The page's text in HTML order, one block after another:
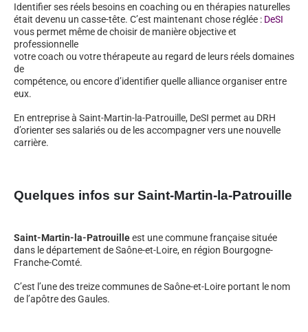
Identifier ses réels besoins en coaching ou en thérapies naturelles
était devenu un casse-tête. C’est maintenant chose réglée : DeSI
vous permet même de choisir de manière objective et
professionnelle
votre coach ou votre thérapeute au regard de leurs réels domaines
de
compétence, ou encore d’identifier quelle alliance organiser entre
eux.
En entreprise à Saint-Martin-la-Patrouille, DeSI permet au DRH
d’orienter ses salariés ou de les accompagner vers une nouvelle
carrière.
Quelques infos sur Saint-Martin-la-Patrouille
Saint-Martin-la-Patrouilleest une commune française située
dans le département de Saône-et-Loire, en région Bourgogne-
Franche-Comté.
C’est l’une des treize communes de Saône-et-Loire portant le nom
de l’apôtre des Gaules.